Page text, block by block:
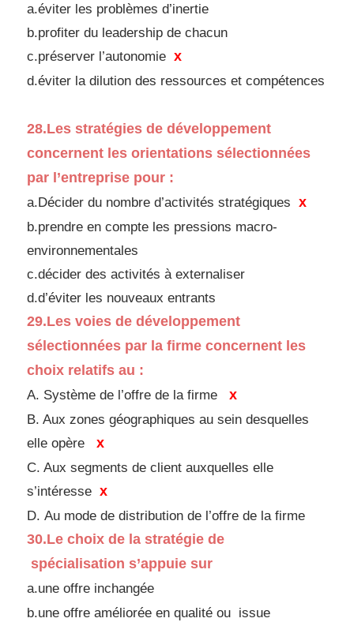
a.éviter les problèmes d’inertie
b.profiter du leadership de chacun
c.préserver l’autonomie x
d.éviter la dilution des ressources et compétences
28.Les stratégies de développement
concernent les orientations sélectionnées
par l’entreprise pour :
a.Décider du nombre d’activités stratégiques x
b.prendre en compte les pressions macro-
environnementales
c.décider des activités à externaliser
d.d’éviter les nouveaux entrants
29.Les voies de développement
sélectionnées par la firme concernent les
choix relatifs au :
A. Système de l’offre de la firme x
B. Aux zones géographiques au sein desquelles
elle opère x
C. Aux segments de client auxquelles elle
s’intéresse x
D. Au mode de distribution de l’offre de la firme
30.Le choix de la stratégie de
spécialisation s’appuie sur
a.une offre inchangée
b.une offre améliorée en qualité ou issue